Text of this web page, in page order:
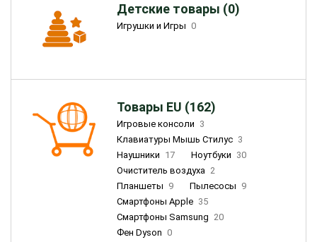
Детские товары (0)
Игрушки и Игры 0
Товары EU (162)
Игровые консоли 3
Клавиатуры Мышь Стилус 3
Наушники 17 Ноутбуки 30
Очиститель воздуха 2
Планшеты 9 Пылесосы 9
Смартфоны Apple 35
Смартфоны Samsung 20
Фен Dyson 0